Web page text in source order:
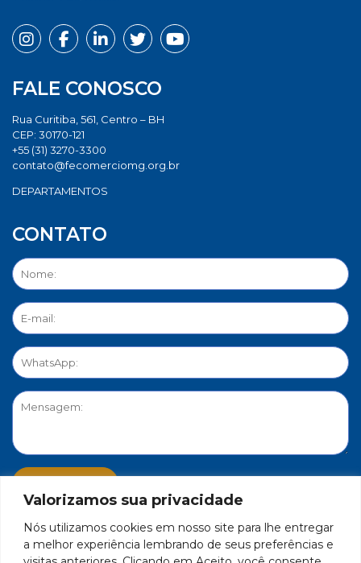
Valorizamos sua privacidade
Nós utilizamos cookies em nosso site para lhe entregar
a melhor experiência lembrando de seus preferências e
FALE CONOSCO
Rua Curitiba, 561, Centro – BH
CEP: 30170-121
+55 (31) 3270-3300
contato@fecomerciomg.org.br
DEPARTAMENTOS
CONTATO
PORTAL DE PRIVACIDADE